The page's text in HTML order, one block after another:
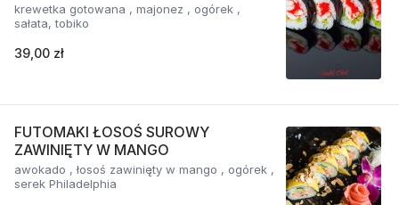
krewetka gotowana , majonez , ogórek ,
sałata, tobiko
39,00 zł
FUTOMAKI ŁOSOŚ SUROWY
ZAWINIĘTY W MANGO
awokado , łosoś zawinięty w mango , ogórek ,
serek Philadelphia